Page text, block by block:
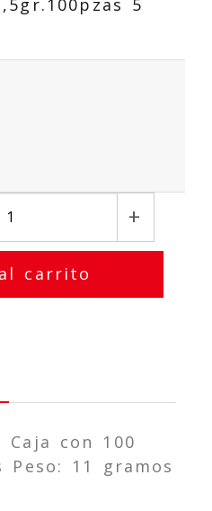
+
carrito
Caja con 100
Peso: 11 gramos